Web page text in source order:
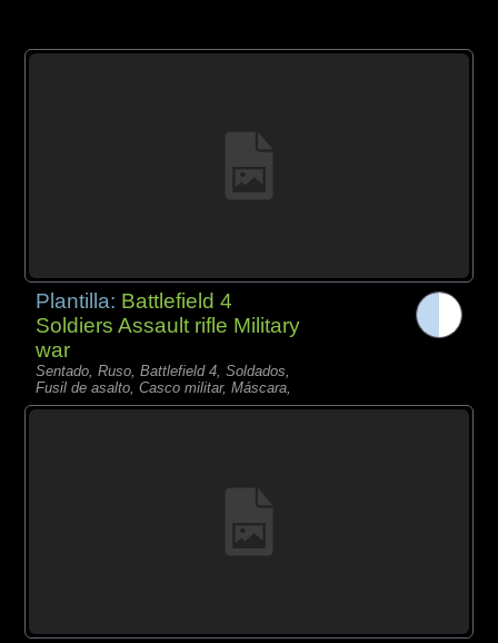
Plantilla: Battlefield 4
Soldiers Assault rifle Military
war
Sentado, Ruso, Battlefield 4, Soldados,
Fusil de asalto, Casco militar, Máscara,